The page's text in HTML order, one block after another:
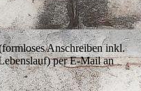
Anschreiben inkl.
per E-Mail an